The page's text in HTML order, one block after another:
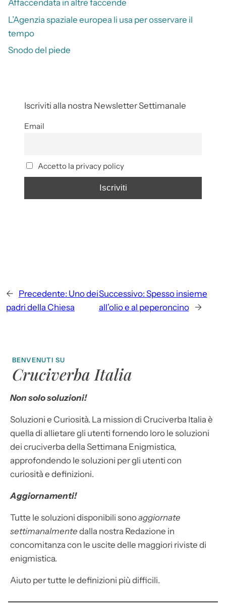
Affaccendata in altre faccende
L’Agenzia spaziale europea li usa per osservare il
tempo
Snodo del piede
Iscriviti alla nostra Newsletter Settimanale
Email
Accetto la privacy policy
← Precedente: Uno dei
padri della Chiesa
Successivo: Spesso insieme
all’olio e al peperoncino
→
BENVENUTI SU
Cruciverba Italia
Non solo soluzioni!
Soluzioni e Curiosità. La mission di Cruciverba Italia è
quella di allietare gli utenti fornendo loro le soluzioni
dei cruciverba della Settimana Enigmistica,
approfondendo le soluzioni per gli utenti con
curiosità e definizioni.
Aggiornamenti!
Tutte le soluzioni disponibili sonoaggiornate
settimanalmente dalla nostra Redazione in
concomitanza con le uscite delle maggiori riviste di
enigmistica.
Aiuto per tutte le definizioni più difficili.